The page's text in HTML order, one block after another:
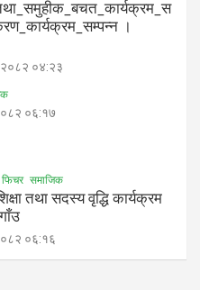
।
२०८२ ०४:२३
०६:१७
फिचर समाजिक
तथा सदस्य वृद्धि कार्यक्रम
०६:१६